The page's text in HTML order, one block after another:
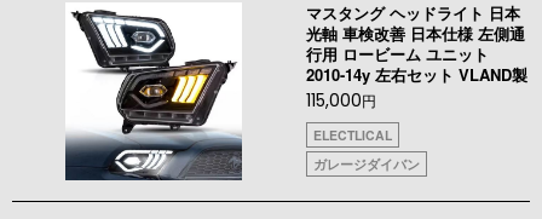
マスタング ヘッドライト 日本
光軸 車検改善 日本仕様 左側通
行用 ロービーム ユニット
2010-14y 左右セット VLAND製
115,000円
ELECTLICAL
ガレージダイバン